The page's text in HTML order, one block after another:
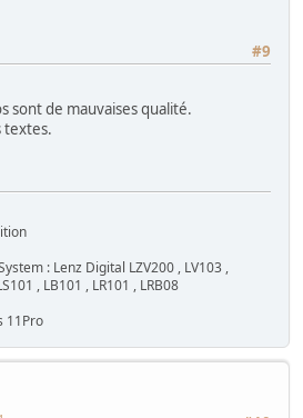
#9
sont de mauvaises qualité.
textes.
: Lenz Digital LZV200 , LV103 ,
, LB101 , LR101 , LRB08
11Pro